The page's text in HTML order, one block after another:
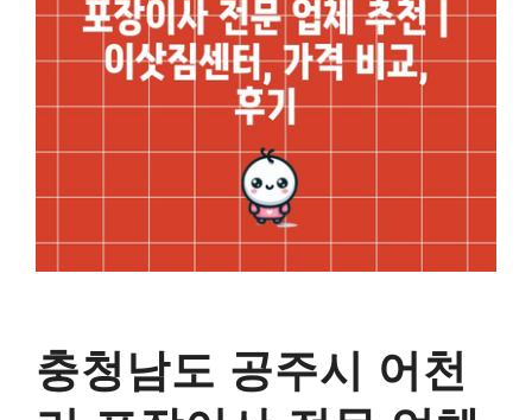
충청남도 공주시 어천